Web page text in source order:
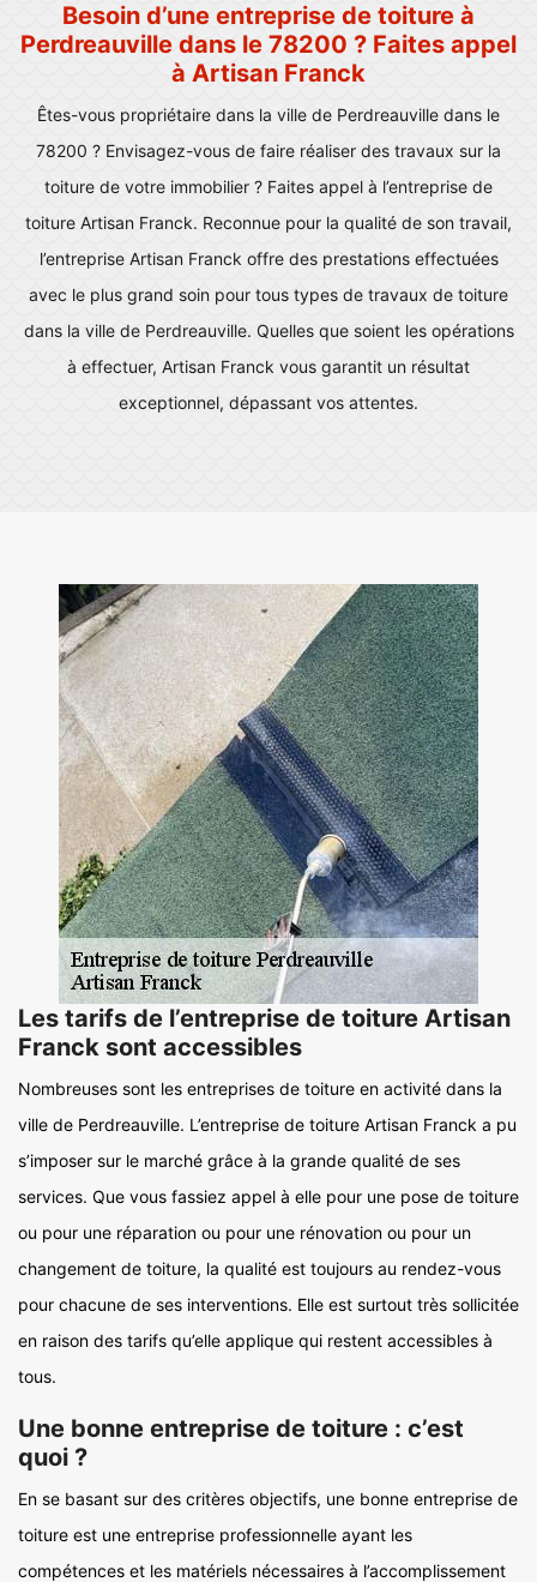
Besoin d’une entreprise de toiture à
Perdreauville dans le 78200 ? Faites appel
à Artisan Franck
Êtes-vous propriétaire dans la ville de Perdreauville dans le
78200 ? Envisagez-vous de faire réaliser des travaux sur la
toiture de votre immobilier ? Faites appel à l’entreprise de
toiture Artisan Franck. Reconnue pour la qualité de son travail,
l’entreprise Artisan Franck offre des prestations effectuées
avec le plus grand soin pour tous types de travaux de toiture
dans la ville de Perdreauville. Quelles que soient les opérations
à effectuer, Artisan Franck vous garantit un résultat
exceptionnel, dépassant vos attentes.
Les tarifs de l’entreprise de toiture Artisan
Franck sont accessibles
Nombreuses sont les entreprises de toiture en activité dans la
ville de Perdreauville. L’entreprise de toiture Artisan Franck a pu
s’imposer sur le marché grâce à la grande qualité de ses
services. Que vous fassiez appel à elle pour une pose de toiture
ou pour une réparation ou pour une rénovation ou pour un
changement de toiture, la qualité est toujours au rendez-vous
pour chacune de ses interventions. Elle est surtout très sollicitée
en raison des tarifs qu’elle applique qui restent accessibles à
tous.
Une bonne entreprise de toiture : c’est
quoi ?
En se basant sur des critères objectifs, une bonne entreprise de
toiture est une entreprise professionnelle ayant les
compétences et les matériels nécessaires à l’accomplissement